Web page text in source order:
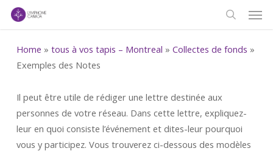
Skip
contentHome » tous à vos tapis – Montreal » Collectes de fonds »
Exemples des Notes
Il peut être utile de rédiger une lettre destinée aux
personnes de votre réseau. Dans cette lettre, expliquez-
leur en quoi consiste l’événement et dites-leur pourquoi
vous y participez. Vous trouverez ci-dessous des modèles